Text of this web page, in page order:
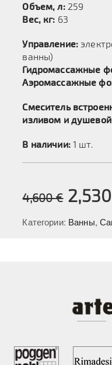
Объем, л:259
Вес, кг: 63
Управление:
ванны)
Гидромассажные
Аэромассажные
Смеситель
изливом и
В наличии:1 шт.
4,600€ 2,530
Категории: Ванны,